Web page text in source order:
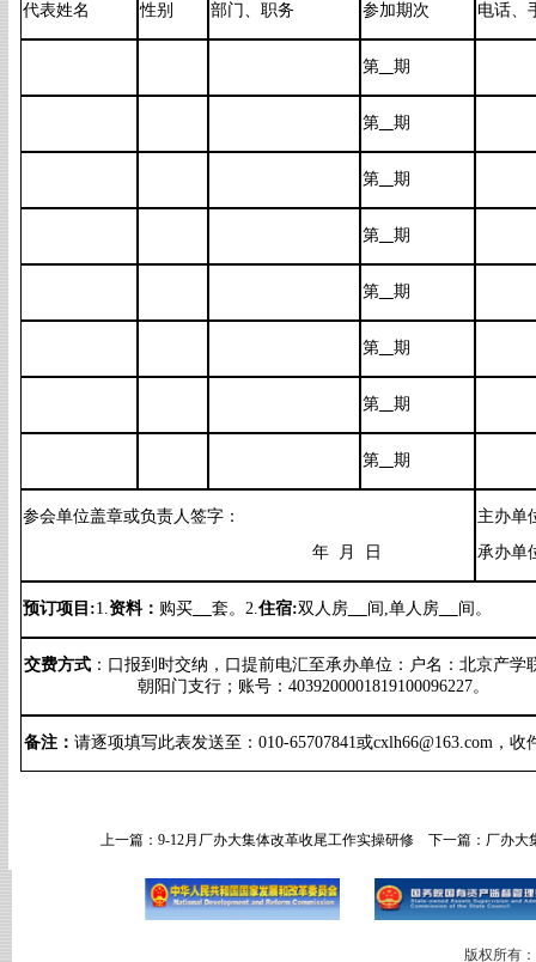
代表姓名 性别 部门、职务 参加期次 电话、
第 期
第 期
第 期
第 期
第 期
第 期
第 期
第 期
参会单位盖章或负责人签字：
年 月 日
主办单
承办单
预订项目:1.资料： 购买 套。 2.住宿:双人房 间,单人房 间 。
交费方式： 口 报到时交纳， 口 提前电汇至承办单位： 户名：北京产学
朝阳门支行 ； 账号：4039200001819100096227。
备注： 请逐项填写此表发送至：010-65707841或cxlh66@163.com，收
上一篇： 9-12月厂办大集体改革收尾工作实操研修 下一篇： 厂办大
版权所有